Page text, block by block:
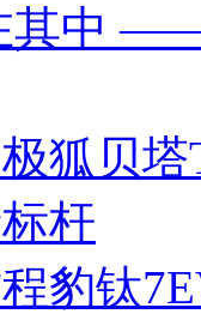
其中
狐贝
杆
豹钛